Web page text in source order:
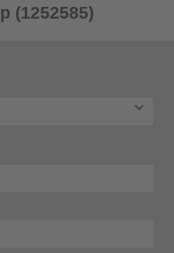
(1252585)